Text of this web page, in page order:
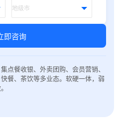
即咨询
点餐收银、外卖团购、会员营销、
餐、茶饮等多业态。软硬一体，弱